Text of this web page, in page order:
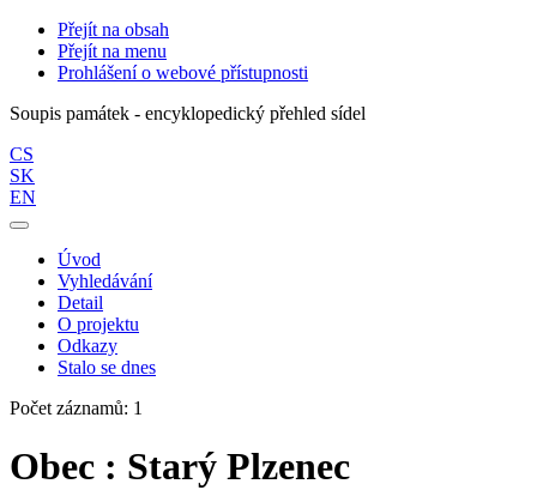
Přejít na obsah
Přejít na menu
Prohlášení o webové přístupnosti
Soupis památek - encyklopedický přehled sídel
CS
SK
EN
Úvod
Vyhledávání
Detail
O projektu
Odkazy
Stalo se dnes
Počet záznamů: 1
Obec : Starý Plzenec